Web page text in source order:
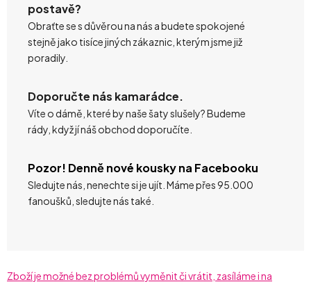
postavě?
Obraťte se s důvěrou na nás a budete spokojené
stejně jako tisíce jiných zákaznic, kterým jsme již
poradily.
Doporučte nás kamarádce.
Víte o dámě, které by naše šaty slušely? Budeme
rády, když jí náš obchod doporučíte.
Pozor! Denně nové kousky na Facebooku
Sledujte nás, nenechte si je ujít. Máme přes 95.000
fanoušků, sledujte nás také.
Zboží je možné bez problémů vyměnit či vrátit, zasíláme i na